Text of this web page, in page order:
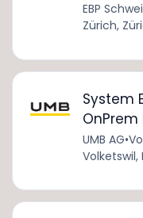
EBP
Zürich,
System
OnPrem
UMB AG•
Volketswil,